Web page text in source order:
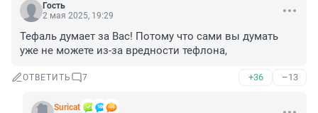
Гость
2 мая 2025, 19:29
Тефаль думает за Вас! Потому что сами вы думать
уже не можете из-за вредности тефлона,
ОТВЕТИТЬ 7 +36 –13
Suricat